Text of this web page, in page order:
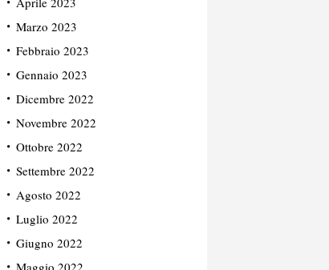
Marzo 2023
Febbraio 2023
Gennaio 2023
Dicembre 2022
Novembre 2022
Ottobre 2022
Settembre 2022
Agosto 2022
Luglio 2022
Giugno 2022
Maggio 2022